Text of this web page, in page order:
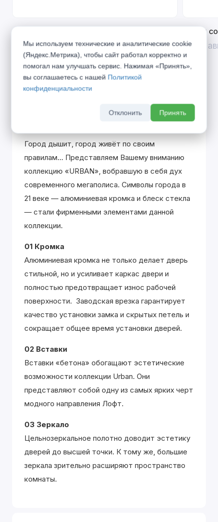
Открой двери выгоде. Дополнительная
скидка 10% на межкомнатные двери при
покупке входной двери
До 31 августа 2026 г
Divilux
До 31
Город дышит, город живёт по своим
правилам... Представляем Вашему вниманию
коллекцию «URBAN», вобравшую в себя дух
современного мегаполиса. Символы города в
21 веке — алюминиевая кромка и блеск стекла
— стали фирменными элементами данной
коллекции.
01 Кромка
Алюминиевая кромка не только делает дверь
стильной, но и усиливает каркас двери и
полностью предотвращает износ рабочей
поверхности. Заводская врезка гарантирует
качество установки замка и скрытых петель и
сокращает общее время установки дверей.
02 Вставки
Вставки «бетона» обогащают эстетические
возможности коллекции Urban. Они
представляют собой одну из самых ярких черт
модного направления Лофт.
03 Зеркало
Цельнозеркальное полотно доводит эстетику
дверей до высшей точки. К тому же, большие
зеркала зрительно расширяют пространство
комнаты.
Мы используем технические и аналитические cookie
(Яндекс.Метрика), чтобы сайт работал корректно и
помогал нам улучшать сервис. Нажимая «Принять»,
вы соглашаетесь с нашей Политикой
конфиденциальности
Отклонить Принять